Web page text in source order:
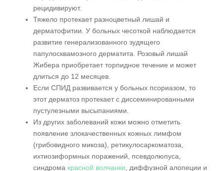
рецидивируют.
Тяжело протекает разноцветный лишай и
дерматофитии. У больных чесоткой наблюдается
развитие генерализованного зудящего
папулосквамозного дерматита. Розовый лишай
Жибера приобретает торпидное течение и может
длиться до 12 месяцев.
Если СПИД развивается у больных псориазом, то
этот дерматоз протекает с диссеминированными
пустулезными высыпаниями.
Из других заболеваний кожи можно отметить
появление злокачественных кожных лимфом
(грибовидного микоза), ретикулосаркоматоза,
ихтиозиформных поражений, псевдолюпуса,
синдрома красной волчанки , диффузной алопеции и